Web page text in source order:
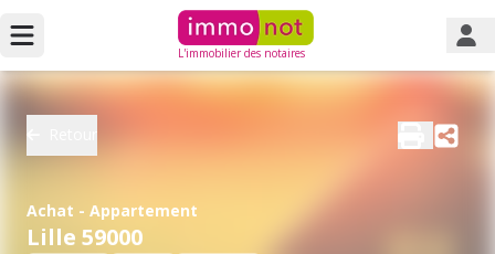
L'immobilier des notaires
Achat - Appartement
Lille 59000